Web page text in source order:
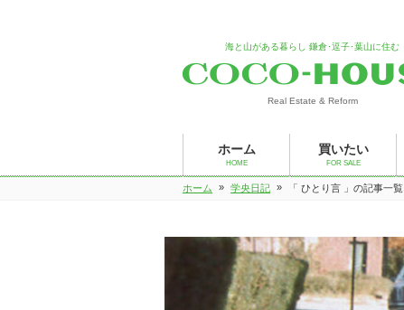
海と山がある暮らし 鎌倉･逗子･葉山に住む
Real Estate & Reform
ホーム
HOME
買いたい
FOR SALE
ホーム » 学央日記 » 「 ひとり言 」の記事一覧